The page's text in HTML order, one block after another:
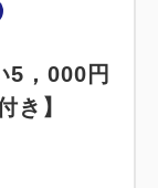
5，000円
き】